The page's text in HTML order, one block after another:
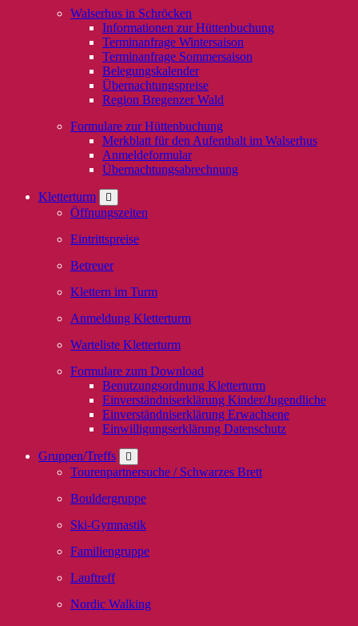
Walserhus in Schröcken
Informationen zur Hüttenbuchung
Terminanfrage Wintersaison
Terminanfrage Sommersaison
Belegungskalender
Übernachtungspreise
Region Bregenzer Wald
Formulare zur Hüttenbuchung
Merkblatt für den Aufenthalt im Walserhus
Anmeldeformular
Übernachtungsabrechnung
Kletterturm
Öffnungszeiten
Eintrittspreise
Betreuer
Klettern im Turm
Anmeldung Kletterturm
Warteliste Kletterturm
Formulare zum Download
Benutzungsordnung Kletterturm
Einverständniserklärung Kinder/Jugendliche
Einverständniserklärung Erwachsene
Einwilligungserklärung Datenschutz
Gruppen/Treffs
Tourenpartnersuche / Schwarzes Brett
Bouldergruppe
Ski-Gymnastik
Familiengruppe
Lauftreff
Nordic Walking